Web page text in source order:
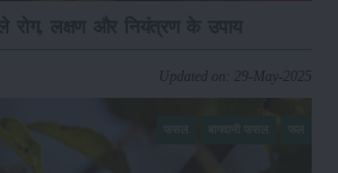
Updated on: 29-May-2025